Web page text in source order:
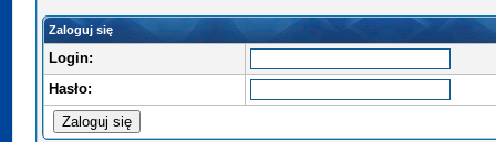
Zaloguj się
Login:
Hasło: